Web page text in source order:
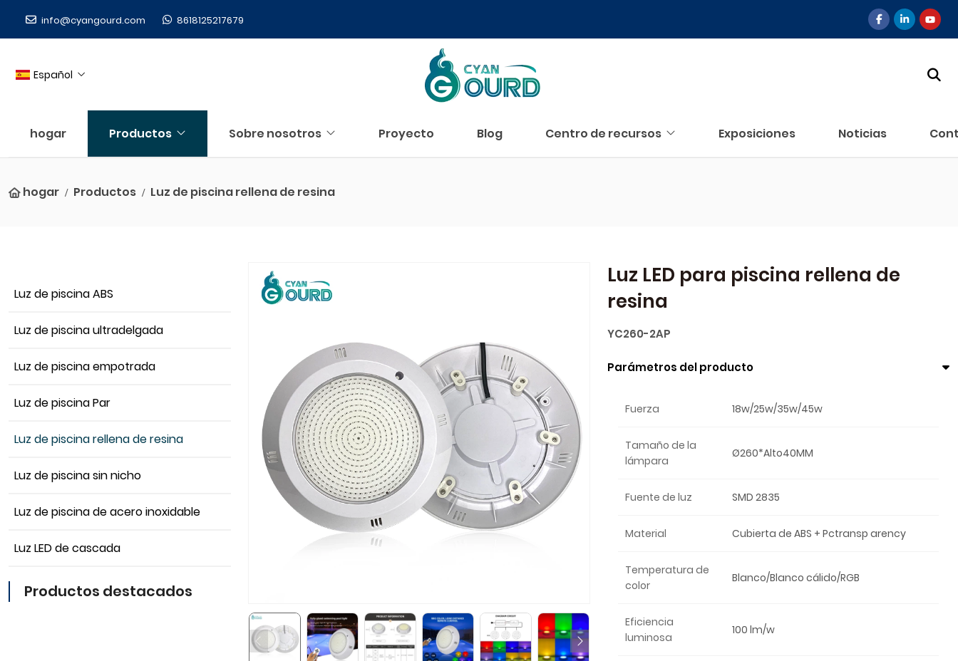
info@cyangourd.com 8618125217679
Español
hogar Productos Sobre nosotros Proyecto Blog Centro de recursos Exposiciones Noticias
hogar Productos Luz de piscina rellena de resina
Luz LED para piscina rellena de
resina
YC260-2AP
Parámetros del producto
Fuerza 18w/25w/35w/45w
Tamaño de la
lámpara
Ø260*Alto40MM
Fuente de luz SMD 2835
Material Cubierta de ABS + Pctransp arency
Temperatura de
color
Blanco/Blanco cálido/RGB
Eficiencia
luminosa
100 lm/w
Luz de piscina ABS
Luz de piscina ultradelgada
Luz de piscina empotrada
Luz de piscina Par
Luz de piscina rellena de resina
Luz de piscina sin nicho
Luz de piscina de acero inoxidable
Luz LED de cascada
Productos destacados